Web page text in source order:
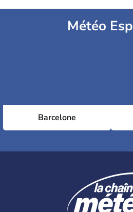
Musée national d'art de
Parc Guell
Sagrada Familia
Météo
Barcelone